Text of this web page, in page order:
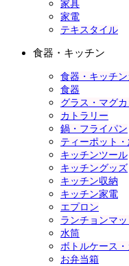
家具
家電
テキスタイル
食器・キッチン
食器・キッチ
食器
グラス・マグ
カトラリー
鍋・フライパン
ティーポット
キッチンツール
キッチングッズ
キッチン収納
キッチン家電
エプロン
ランチョンマ
水筒
ボトルケース
お弁当箱